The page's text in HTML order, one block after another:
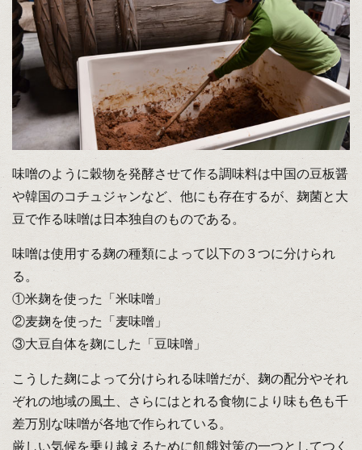
味噌のように穀物を発酵させて作る調味料は中国の豆板醤
や韓国のコチュジャンなど、他にも存在するが、麹菌と大
豆で作る味噌は日本独自のものである。
味噌は使用する麹の種類によって以下の３つに分けられ
る。
①米麹を使った「米味噌」
②麦麹を使った「麦味噌」
③大豆自体を麹にした「豆味噌」
こうした麹によって分けられる味噌だが、麹の配分やそれ
ぞれの地域の風土、さらにはとれる食物により味も色も千
差万別な味噌が各地で作られている。
厳しい気候を乗り越えるために飢餓対策の一つとしてつく